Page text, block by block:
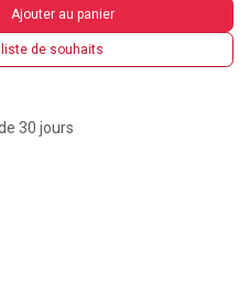
Ajouter au panier
de souhaits
30 jours